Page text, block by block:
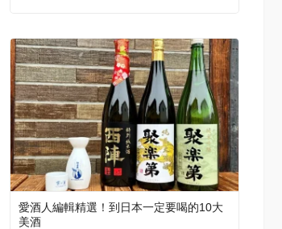
愛酒人編輯精選！到日本一定要喝的10大
美酒